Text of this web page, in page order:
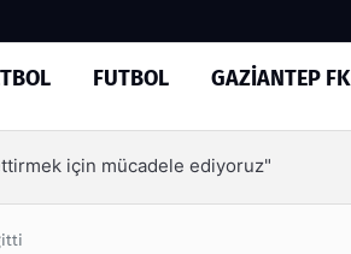
FUTBOL GAZİANTEP FK
Arama
için mücadele ediyoruz"